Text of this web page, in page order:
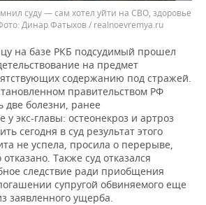
суду — сам хотел уйти на СВО, здоровье
Динар Фатыхов / realnoevremya.ru
на базе РКБ подсудимый прошел
на предмет
содержанию под стражей.
правительством РФ
две болезни, ранее
у экс-главы: остеонекроз и артроз
сегодня в суд результат этого
не успела, просила о перерыве,
Также суд отказался
следствие ради приобщения
супругой обвиняемого еще
заявленного ущерба.